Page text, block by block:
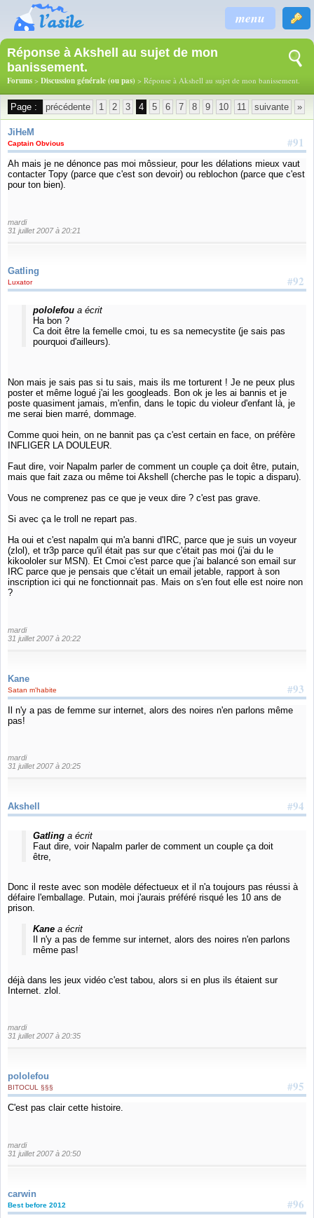
menu
Réponse à Akshell au sujet de mon
banissement.
Forums > Discussion générale (ou pas) > Réponse à Akshell au sujet de mon banissement.
Page : précédente 1 2 3 4 5 6 7 8 9 10 11 suivante »
JiHeM
#91
Captain Obvious
Ah mais je ne dénonce pas moi môssieur, pour les délations mieux vaut
contacter Topy (parce que c'est son devoir) ou reblochon (parce que c'est
pour ton bien).
mardi
31 juillet 2007 à 20:21
Gatling
#92
Luxator
pololefoua écrit
Ha bon ?
Ca doit être la femelle cmoi, tu es sa nemecystite (je sais pas
pourquoi d'ailleurs).
Non mais je sais pas si tu sais, mais ils me torturent ! Je ne peux plus
poster et même logué j'ai les googleads. Bon ok je les ai bannis et je
poste quasiment jamais, m'enfin, dans le topic du violeur d'enfant là, je
me serai bien marré, dommage.
Comme quoi hein, on ne bannit pas ça c'est certain en face, on préfère
INFLIGER LA DOULEUR.
Faut dire, voir Napalm parler de comment un couple ça doit être, putain,
mais que fait zaza ou même toi Akshell (cherche pas le topic a disparu).
Vous ne comprenez pas ce que je veux dire ? c'est pas grave.
Si avec ça le troll ne repart pas.
Ha oui et c'est napalm qui m'a banni d'IRC, parce que je suis un voyeur
(zlol), et tr3p parce qu'il était pas sur que c'était pas moi (j'ai du le
kikoololer sur MSN). Et Cmoi c'est parce que j'ai balancé son email sur
IRC parce que je pensais que c'était un email jetable, rapport à son
inscription ici qui ne fonctionnait pas. Mais on s'en fout elle est noire non
?
mardi
31 juillet 2007 à 20:22
Kane
#93
Satan m'habite
Il n'y a pas de femme sur internet, alors des noires n'en parlons même
pas!
mardi
31 juillet 2007 à 20:25
#94
Akshell
Gatlinga écrit
Faut dire, voir Napalm parler de comment un couple ça doit
être,
Donc il reste avec son modèle défectueux et il n'a toujours pas réussi à
défaire l'emballage. Putain, moi j'aurais préféré risqué les 10 ans de
prison.
Kanea écrit
Il n'y a pas de femme sur internet, alors des noires n'en parlons
même pas!
déjà dans les jeux vidéo c'est tabou, alors si en plus ils étaient sur
Internet. zlol.
mardi
31 juillet 2007 à 20:35
pololefou
#95
BITOCUL §§§
C'est pas clair cette histoire.
mardi
31 juillet 2007 à 20:50
carwin
#96
Best before 2012